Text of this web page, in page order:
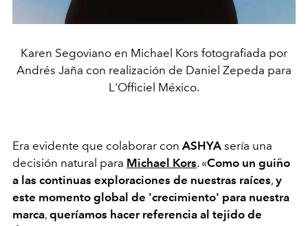
Karen Segoviano en Michael Kors fotografiada por
Andrés Jaña con realización de Daniel Zepeda para
L'Officiel México.
Era evidente que colaborar con ASHYA sería una
decisión natural para Michael Kors. «Como un guiño
a las continuas exploraciones de nuestras raíces, y
este momento global de 'crecimiento' para nuestra
marca, queríamos hacer referencia al tejido de